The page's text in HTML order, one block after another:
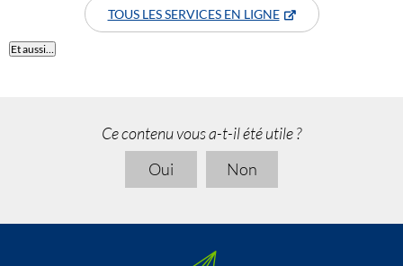
TOUS LES SERVICES EN LIGNE
Et aussi…
Ce contenu vous a-t-il été utile ?
Oui
Non